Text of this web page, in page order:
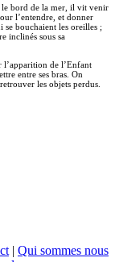
le bord de la mer, il vit venir
l’entendre, et donner
se bouchaient les oreilles ;
inclinés sous sa
l’apparition de l’Enfant
entre ses bras. On
les objets perdus.
| Qui sommes nous